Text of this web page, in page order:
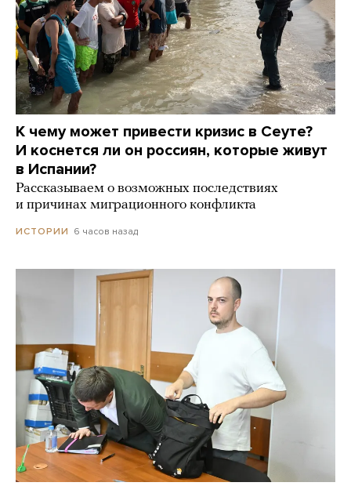
К чему может привести кризис в Сеуте?
И коснется ли он россиян, которые живут
в Испании?
Рассказываем о возможных последствиях
и причинах миграционного конфликта
ИСТОРИИ 6 часов назад